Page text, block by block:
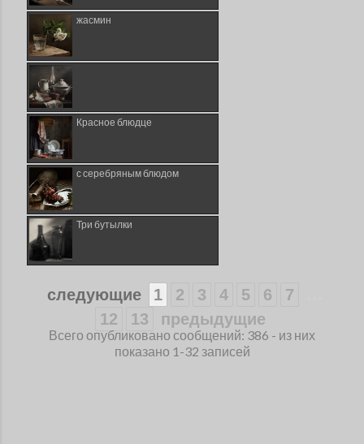
жасмин
Красное блюдце
с серебряным блюдом
Три бутылки
следующие 1 2 3 4 5 6 7
12 13 предыдущие
Всего опубликовано сообщений: 386 - из них
показано 1-32 записей